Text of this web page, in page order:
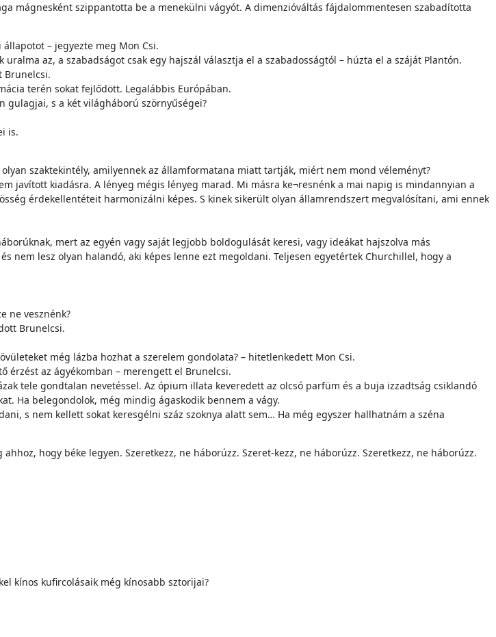
mágnesként szippantotta be a menekülni vágyót. A dimenzióváltás fájdalommentesen szabadította
– jegyezte meg Mon Csi.
az, a szabadságot csak egy hajszál választja el a szabadosságtól – húzta el a száját Plantón.
Brunelcsi.
terén sokat fejlődött. Legalábbis Európában.
gulagjai, s a két világháború szörnyűségei?
is.
szaktekintély, amilyennek az államformatana miatt tartják, miért nem mond véleményt?
javított kiadásra. A lényeg mégis lényeg marad. Mi másra ke¬resnénk a mai napig is mindannyian a
érdekellentéteit harmonizálni képes. S kinek sikerült olyan államrendszert megvalósítani, ami ennek
mert az egyén vagy saját legjobb boldogulását keresi, vagy ideákat hajszolva más
nem lesz olyan halandó, aki képes lenne ezt megoldani. Teljesen egyetértek Churchillel, hogy a
ne vesznénk?
Brunelcsi.
még lázba hozhat a szerelem gondolata? – hitetlenkedett Mon Csi.
érzést az ágyékomban – merengett el Brunelcsi.
tele gondtalan nevetéssel. Az ópium illata keveredett az olcsó parfüm és a buja izzadtság csiklandó
Ha belegondolok, még mindig ágaskodik bennem a vágy.
s nem kellett sokat keresgélni száz szoknya alatt sem… Ha még egyszer hallhatnám a széna
hogy béke legyen. Szeretkezz, ne háborúzz. Szeret-kezz, ne háborúzz. Szeretkezz, ne háborúzz.
kínos kufircolásaik még kínosabb sztorijai?